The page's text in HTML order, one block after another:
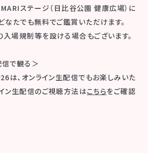
ステージ（日比谷公園 健康広場）に
なたでも無料でご鑑賞いただけます。
場規制等を設ける場合もございます。
信で観る＞
は、オンライン生配信でもお楽しみいた
ン生配信のご視聴方法はこちらをご確認